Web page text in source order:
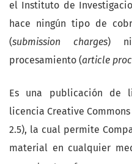
el Instituto de
hace ningún tipo de
(submission charges) ni
procesamiento (article
Es una publicación de
licencia Creative
2.5), la cual permite
material en cualquier